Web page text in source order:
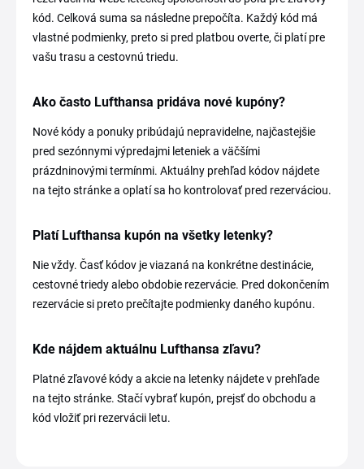
kód. Celková suma sa následne prepočíta. Každý kód má
vlastné podmienky, preto si pred platbou overte, či platí pre
vašu trasu a cestovnú triedu.
Ako často Lufthansa pridáva nové kupóny?
Nové kódy a ponuky pribúdajú nepravidelne, najčastejšie
pred sezónnymi výpredajmi leteniek a väčšími
prázdninovými termínmi. Aktuálny prehľad kódov nájdete
na tejto stránke a oplatí sa ho kontrolovať pred rezerváciou.
Platí Lufthansa kupón na všetky letenky?
Nie vždy. Časť kódov je viazaná na konkrétne destinácie,
cestovné triedy alebo obdobie rezervácie. Pred dokončením
rezervácie si preto prečítajte podmienky daného kupónu.
Kde nájdem aktuálnu Lufthansa zľavu?
Platné zľavové kódy a akcie na letenky nájdete v prehľade
na tejto stránke. Stačí vybrať kupón, prejsť do obchodu a
kód vložiť pri rezervácii letu.